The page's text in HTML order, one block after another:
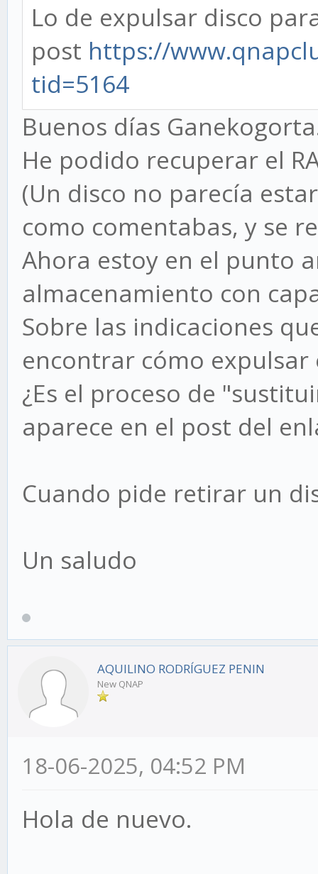
Lo de expulsar disco
post https://
tid=5164
Buenos días
He podido recuperar el
(Un disco no parecía
como comentabas, y se
Ahora estoy en el punto
almacenamiento con
Sobre las indicaciones
encontrar cómo expulsar
¿Es el proceso de
aparece en el post del
Cuando pide retirar un
Un saludo
AQUILINO RODRÍGUEZ PENIN
New QNAP
18-06-2025, 04:52 PM
Hola de nuevo.